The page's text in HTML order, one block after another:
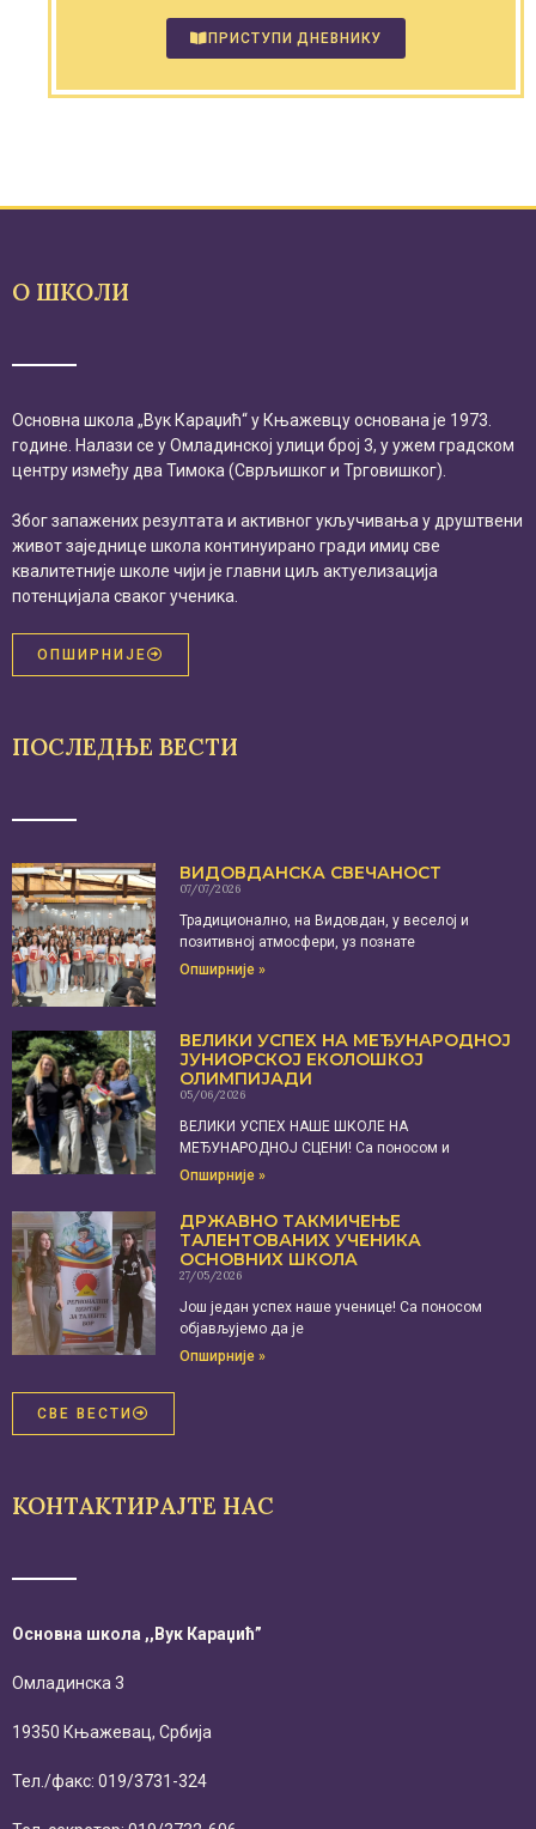
ПРИСТУПИ ДНЕВНИКУ
О ШКОЛИ
Основна школа „Вук Караџић“ у Књажевцу основана је 1973.
године. Налази се у Омладинској улици број 3, у ужем градском
центру између два Тимока (Сврљишког и Трговишког).
Због запажених резултата и активног укључивања у друштвени
живот заједнице школа континуирано гради имиџ све
квалитетније школе чији је главни циљ актуелизација
потенцијала сваког ученика.
ОПШИРНИЈЕ
ПОСЛЕДЊЕ ВЕСТИ
ВИДОВДАНСКА СВЕЧАНОСТ
07/07/2026
Традиционално, на Видовдан, у веселој и
позитивној атмосфери, уз познате
Опширније »
ВЕЛИКИ УСПЕХ НА МЕЂУНАРОДНОЈ
ЈУНИОРСКОЈ ЕКОЛОШКОЈ
ОЛИМПИЈАДИ
05/06/2026
ВЕЛИКИ УСПЕХ НАШЕ ШКОЛЕ НА
МЕЂУНАРОДНОЈ СЦЕНИ! Са поносом и
Опширније »
ДРЖАВНО ТАКМИЧЕЊЕ
ТАЛЕНТОВАНИХ УЧЕНИКА
ОСНОВНИХ ШКОЛА
27/05/2026
Још један успех наше ученице! Са поносом
објављујемо да је
Опширније »
СВЕ ВЕСТИ
КОНТАКТИРАЈТЕ НАС
Основна школа ,,Вук Караџић”
Омладинска 3
19350 Књажевац, Србија
Тел./факс: 019/3731-324